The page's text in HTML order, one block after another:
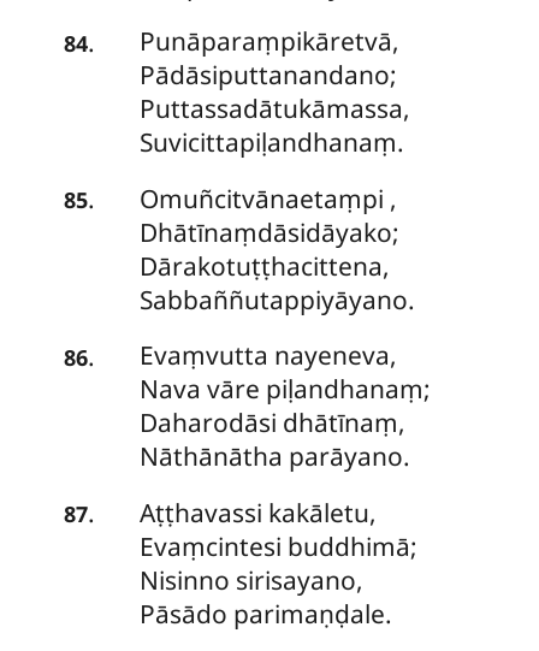
84.
Punāparaṃpikāretvā,
Pādāsiputtanandano;
Puttassadātukāmassa,
Suvicittapiḷandhanaṃ.
85. Omuñcitvānaetaṃpi ,
Dhātīnaṃdāsidāyako;
Dārakotuṭṭhacittena,
Sabbaññutappiyāyano.
86.
Evaṃvutta nayeneva,
Nava vāre piḷandhanaṃ;
Daharodāsi dhātīnaṃ,
Nāthānātha parāyano.
87. Aṭṭhavassi kakāletu,
Evaṃcintesi buddhimā;
Nisinno sirisayano,
Pāsādo parimaṇḍale.